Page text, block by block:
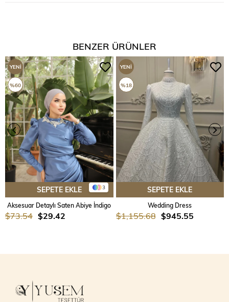
BENZER ÜRÜNLER
3
SEPETE EKLE
Aksesuar Detaylı Saten Abiye İndigo
$29.42
$73.54
YENI
ÜRÜN
%60
SEPETE EKLE
Wedding Dress
$945.55
$1,155.68
YENI
ÜRÜN
%18